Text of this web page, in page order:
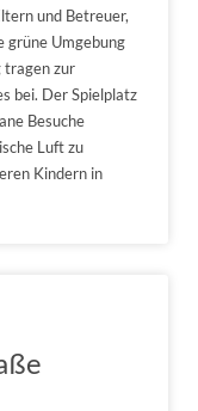
und Betreuer,
grüne Umgebung
tragen zur
bei. Der Spielplatz
Besuche
Luft zu
Kindern in